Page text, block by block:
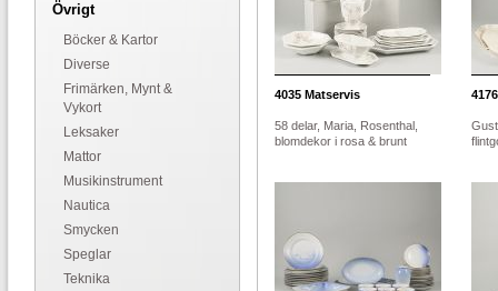
Övrigt
Böcker & Kartor
Diverse
Frimärken, Mynt &
Vykort
Leksaker
Mattor
Musikinstrument
Nautica
Smycken
Speglar
Teknika
4035 Matservis
58 delar, Maria, Rosenthal,
blomdekor i rosa & brunt
4176